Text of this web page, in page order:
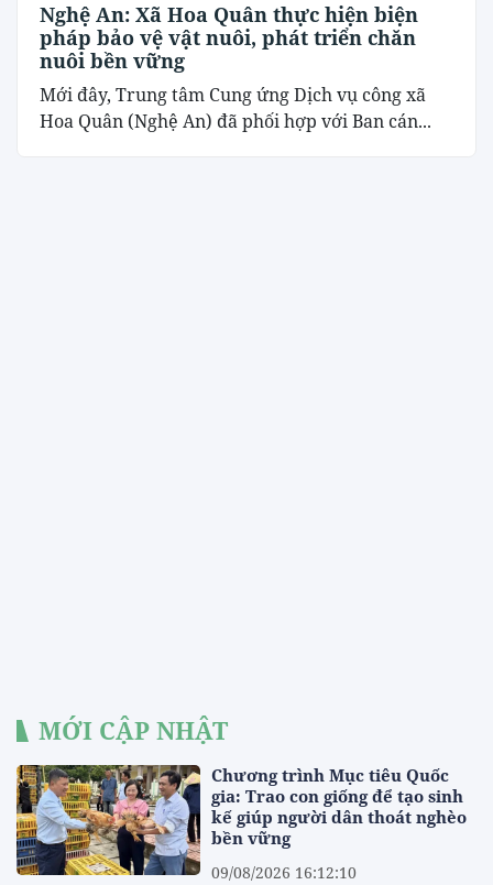
Nghệ An: Xã Hoa Quân thực hiện biện
pháp bảo vệ vật nuôi, phát triển chăn
nuôi bền vững
Mới đây, Trung tâm Cung ứng Dịch vụ công xã
Hoa Quân (Nghệ An) đã phối hợp với Ban cán...
MỚI CẬP NHẬT
Chương trình Mục tiêu Quốc
gia: Trao con giống để tạo sinh
kế giúp người dân thoát nghèo
bền vững
09/08/2026 16:12:10